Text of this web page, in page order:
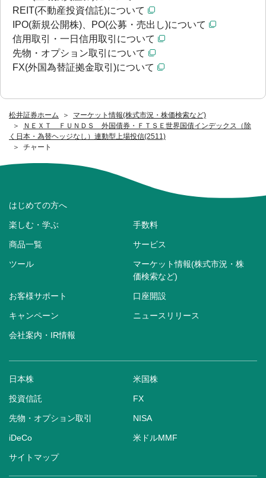
松井証券ホーム
マーケット情報(株式市況・株価検索など)
ＮＥＸＴ ＦＵＮＤＳ 外国債券・ＦＴＳＥ世界国債インデックス（除
く日本・為替ヘッジなし）連動型上場投信(2511)
チャート
REIT(不動産投資信託)について
IPO(新規公開株)、PO(公募・売出し)について
信用取引・一日信用取引について
先物・オプション取引について
FX(外国為替証拠金取引)について
はじめての方へ
楽しむ・学ぶ 手数料
商品一覧 サービス
ツール
マーケット情報(株式市況・株
価検索など)
お客様サポート 口座開設
キャンペーン ニュースリリース
会社案内・IR情報
日本株 米国株
投資信託 FX
先物・オプション取引 NISA
iDeCo 米ドルMMF
サイトマップ